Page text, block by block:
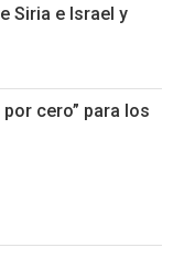
Siria e Israel y
cero” para los